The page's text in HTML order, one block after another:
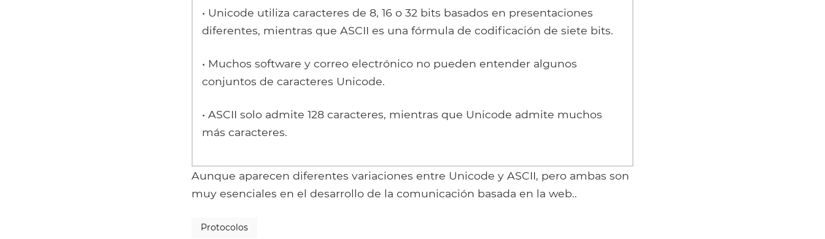
• Unicode utiliza caracteres de 8, 16 o 32 bits basados ​​en presentaciones
diferentes, mientras que ASCII es una fórmula de codificación de siete bits.
• Muchos software y correo electrónico no pueden entender algunos
conjuntos de caracteres Unicode.
• ASCII solo admite 128 caracteres, mientras que Unicode admite muchos
más caracteres.
Aunque aparecen diferentes variaciones entre Unicode y ASCII, pero ambas son
muy esenciales en el desarrollo de la comunicación basada en la web..
Protocolos